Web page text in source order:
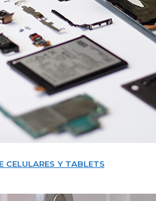
CELULARES Y TABLETS